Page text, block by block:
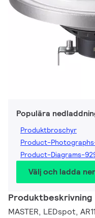
Populära
Produktbroschyr
Product-
Product-Diagrams-
Välj och ladda ner
Produktbeskrivning
MASTER, LEDspot,